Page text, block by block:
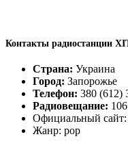
Контакты радиостанции
Страна: Украина
Город: Запорожье
Телефон: 380 (612)
Радиовещание:
Официальный сайт:
Жанр: pop